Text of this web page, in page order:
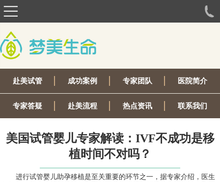
赴美试管 成功案例 专家团队 医院简介
专家答疑 赴美流程 热点资讯 联系我们
美国试管婴儿专家解读：IVF不成功是移
植时间不对吗？
进行试管婴儿助孕移植是至关重要的环节之一，据专家介绍，医生